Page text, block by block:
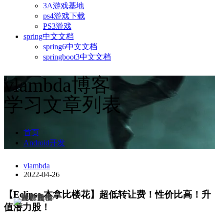
3A游戏基地
ps4游戏下载
PS3游戏
spring中文文档
spring6中文文档
springboot3中文文档
vlambda博客
学习文章列表
首页
Android开发
vlambda
2022-04-26
【Eclipse 本拿比楼花】超低转让费！性价比高！升
值潜力股！